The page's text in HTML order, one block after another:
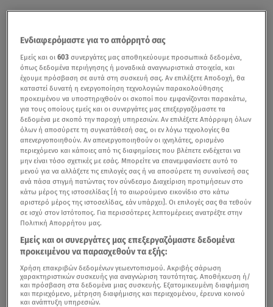
Ενδιαφερόμαστε για το απόρρητό σας
Εμείς και οι603 συνεργάτες μας αποθηκεύουμε προσωπικά δεδομένα,
όπως δεδομένα περιήγησης ή μοναδικά αναγνωριστικά στοιχεία, και
έχουμε πρόσβαση σε αυτά στη συσκευή σας. Αν επιλέξετε Αποδοχή, θα
καταστεί δυνατή η ενεργοποίηση τεχνολογιών παρακολούθησης
προκειμένου να υποστηριχθούν οι σκοποί που εμφανίζονται παρακάτω,
για τους οποίους εμείς και οι συνεργάτες μας επεξεργαζόμαστε τα
δεδομένα με σκοπό την παροχή υπηρεσιών. Αν επιλέξετε Απόρριψη όλων
όλων ή αποσύρετε τη συγκατάθεσή σας, οι εν λόγω τεχνολογίες θα
απενεργοποιηθούν. Αν απενεργοποιηθούν οι ιχνηλάτες, ορισμένο
περιεχόμενο και κάποιες από τις διαφημίσεις που βλέπετε ενδέχεται να
μην είναι τόσο σχετικές με εσάς. Μπορείτε να επανεμφανίσετε αυτό το
μενού για να αλλάξετε τις επιλογές σας ή να αποσύρετε τη συναίνεσή σας
ανά πάσα στιγμή πατώντας τον σύνδεσμο Διαχείριση προτιμήσεων στο
κάτω μέρος της ιστοσελίδας [ή το αιωρούμενο εικονίδιο στο κάτω
αριστερό μέρος της ιστοσελίδας, εάν υπάρχει]. Οι επιλογές σας θα τεθούν
σε ισχύ στον Ιστότοπος. Για περισσότερες λεπτομέρειες ανατρέξτε στην
Πολιτική Απορρήτου μας.
Εμείς και οι συνεργάτες μας επεξεργαζόμαστε δεδομένα
προκειμένου να παρασχεθούν τα εξής:
Χρήση επακριβών δεδομένων γεωεντοπισμού. Ακριβής σάρωση
χαρακτηριστικών συσκευής για αναγνώριση ταυτότητας. Αποθήκευση ή/
και πρόσβαση στα δεδομένα μιας συσκευής. Εξατομικευμένη διαφήμιση
και περιεχόμενο, μέτρηση διαφήμισης και περιεχομένου, έρευνα κοινού
και ανάπτυξη υπηρεσιών.